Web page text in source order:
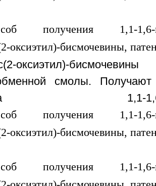
оксиэтил)-
смолы.
1,1-1,6-